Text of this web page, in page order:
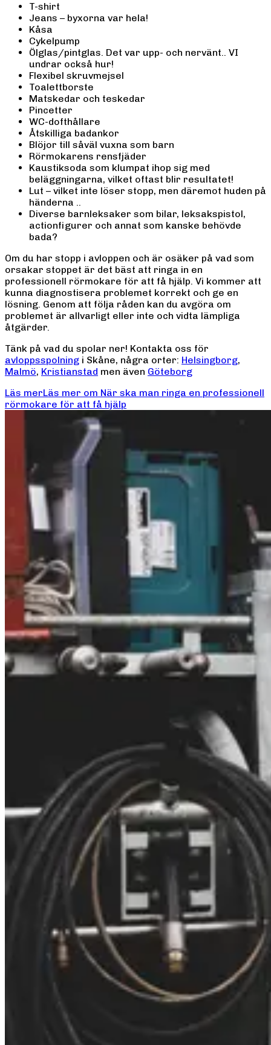
T-shirt
Jeans – byxorna var hela!
Kåsa
Cykelpump
Ölglas/pintglas. Det var upp- och nervänt.. VI
undrar också hur!
Flexibel skruvmejsel
Toalettborste
Matskedar och teskedar
Pincetter
WC-dofthållare
Åtskilliga badankor
Blöjor till såväl vuxna som barn
Rörmokarens rensfjäder
Kaustiksoda som klumpat ihop sig med
beläggningarna, vilket oftast blir resultatet!
Lut – vilket inte löser stopp, men däremot huden på
händerna ..
Diverse barnleksaker som bilar, leksakspistol,
actionfigurer och annat som kanske behövde
bada?
Om du har stopp i avloppen och är osäker på vad som
orsakar stoppet är det bäst att ringa in en
professionell rörmokare för att få hjälp. Vi kommer att
kunna diagnostisera problemet korrekt och ge en
lösning. Genom att följa råden kan du avgöra om
problemet är allvarligt eller inte och vidta lämpliga
åtgärder.
Tänk på vad du spolar ner! Kontakta oss för
avloppsspolning i Skåne, några orter: Helsingborg,
Malmö, Kristianstad men även Göteborg
Läs merLäs mer om När ska man ringa en professionell
rörmokare för att få hjälp